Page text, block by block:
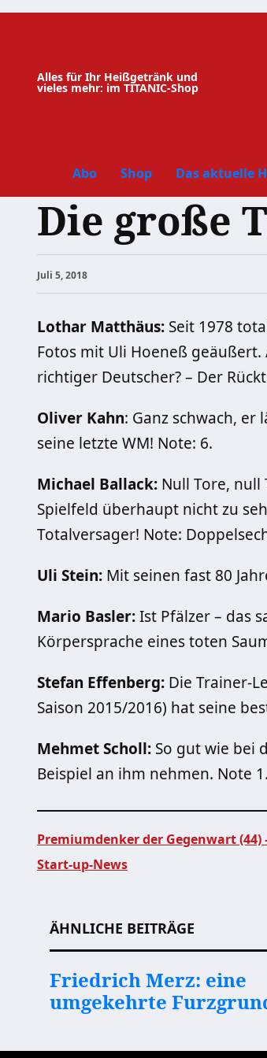
Zum
Alles für Ihr Heißgetränk und
vieles mehr: im TITANIC-Shop
Abo Shop Das aktuelle
Die große
Juli 5, 2018
Lothar Matthäus: Seit 1978
Fotos mit Uli Hoeneß
richtiger Deutscher? – Der
Oliver Kahn: Ganz schwach, er
seine letzte WM! Note: 6.
Michael Ballack: Null Tore, null
Spielfeld überhaupt nicht zu
Totalversager! Note:
Uli Stein: Mit seinen fast 80
Mario Basler:Ist Pfälzer – das
Körpersprache eines toten
Stefan Effenberg: Die Trainer-
Saison 2015/2016) hat seine
Mehmet Scholl: So gut wie bei
Beispiel an ihm nehmen. Note 1.
Premiumdenker der Gegenwart (44)
Start-up-News
ÄHNLICHE BEITRÄGE
Friedrich Merz: eine
umgekehrte